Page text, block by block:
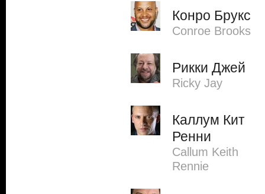
Конро Брукс
Conroe Brooks
Рикки Джей
Ricky Jay
Каллум Кит
Ренни
Callum Keith
Rennie